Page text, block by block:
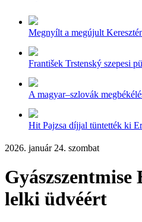
Megnyílt a megújult
František Trstenský szepesi
A magyar–szlovák
Hit Pajzsa díjjal tüntették ki
2026. január 24. szombat
lelki üdvéért